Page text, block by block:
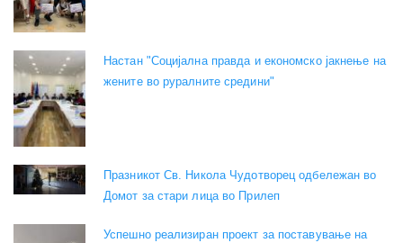
Настан "Социјална правда и економско јакнење на
жените во руралните средини"
Празникот Св. Никола Чудотворец одбележан во
Домот за стари лица во Прилеп
Успешно реализиран проект за поставување на